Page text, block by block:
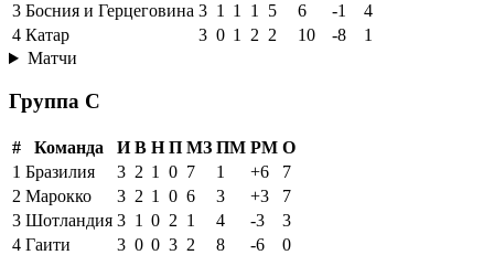
3 Босния и Герцеговина 3 1 1 1 5 6 -1
4
4 Катар 3 0 1 2 2 10 -8
1
Матчи
Группа C
# Команда И В Н П МЗ ПМ РМ О
1 Бразилия 3 2 1 0 7 1 +6
7
2 Марокко 3 2 1 0 6 3 +3
7
3 Шотландия 3 1 0 2 1 4 -3
3
4 Гаити 3 0 0 3 2 8 -6
0